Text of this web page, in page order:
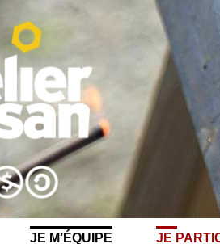
JE M’ÉQUIPE JE